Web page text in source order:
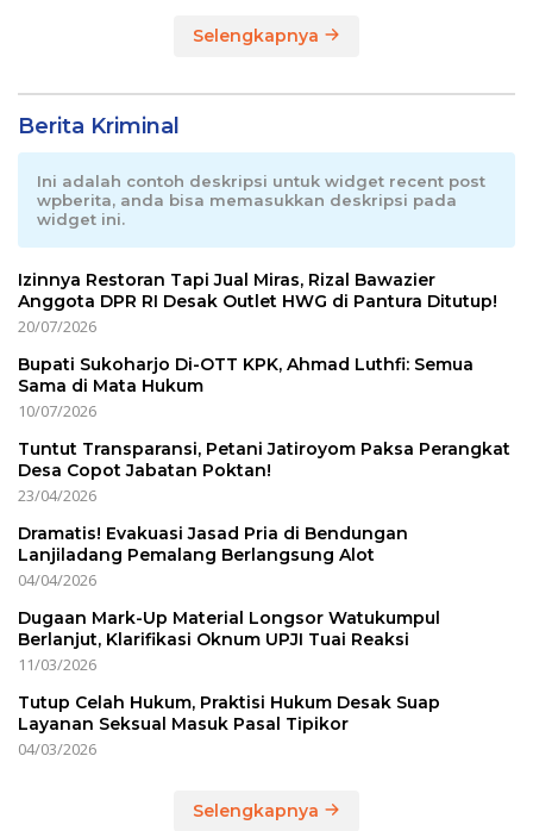
Selengkapnya
Berita Kriminal
Ini adalah contoh deskripsi untuk widget recent post
wpberita, anda bisa memasukkan deskripsi pada
widget ini.
Izinnya Restoran Tapi Jual Miras, Rizal Bawazier
Anggota DPR RI Desak Outlet HWG di Pantura Ditutup!
20/07/2026
Bupati Sukoharjo Di-OTT KPK, Ahmad Luthfi: Semua
Sama di Mata Hukum
10/07/2026
Tuntut Transparansi, Petani Jatiroyom Paksa Perangkat
Desa Copot Jabatan Poktan!
23/04/2026
Dramatis! Evakuasi Jasad Pria di Bendungan
Lanjiladang Pemalang Berlangsung Alot
04/04/2026
Dugaan Mark-Up Material Longsor Watukumpul
Berlanjut, Klarifikasi Oknum UPJI Tuai Reaksi
11/03/2026
Tutup Celah Hukum, Praktisi Hukum Desak Suap
Layanan Seksual Masuk Pasal Tipikor
04/03/2026
Selengkapnya